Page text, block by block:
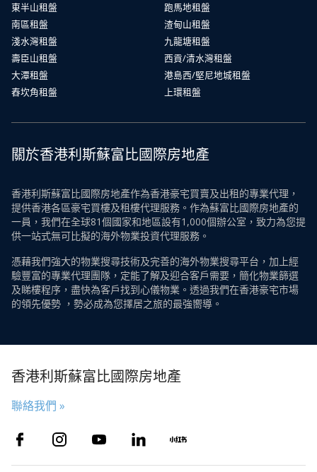
東半山租盤
南區租盤
淺水灣租盤
壽臣山租盤
大潭租盤
舂坎角租盤
跑馬地租盤
渣甸山租盤
九龍塘租盤
西貢/清水灣租盤
港島西/堅尼地城租盤
上環租盤
關於香港利斯蘇富比國際房地產
香港利斯蘇富比國際房地產作為香港豪宅買賣及出租的專業代理，
提供香港各區豪宅買樓及租樓代理服務。作為蘇富比國際房地產的
一員，我們在全球81個國家和地區設有1,000個辦公室，致力為您提
供一站式無可比擬的海外物業投資代理服務。
憑藉我們強大的物業搜尋技術及完善的海外物業搜尋平台，加上經
驗豐富的專業代理團隊，定能了解及迎合客戶需要，簡化物業篩選
及睇樓程序，盡快為客戶找到心儀物業。透過我們在香港豪宅市場
的領先優勢 ，勢必成為您擇居之旅的最強嚮導。
香港利斯蘇富比國際房地產
聯絡我們 »